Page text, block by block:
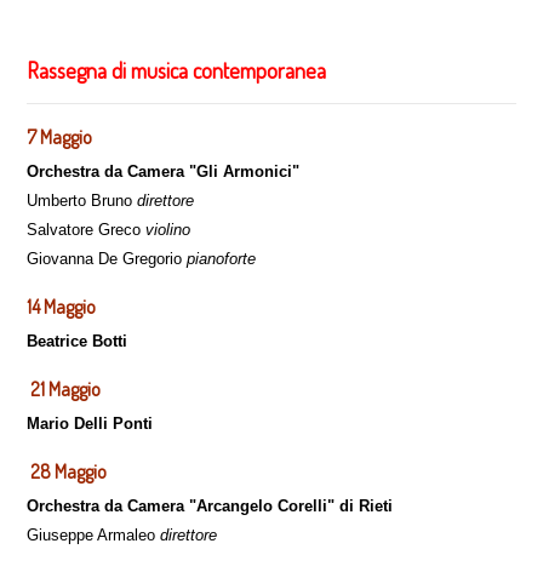
Rassegna di musica contemporanea
7 Maggio
Orchestra da Camera "Gli Armonici"
Umberto Brunodirettore
Salvatore Grecoviolino
Giovanna De Gregoriopianoforte
14 Maggio
Beatrice Botti
21 Maggio
Mario Delli Ponti
28 Maggio
Orchestra da Camera "Arcangelo Corelli" di Rieti
Giuseppe Armaleodirettore